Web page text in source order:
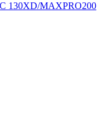
130XD/MAXPRO200